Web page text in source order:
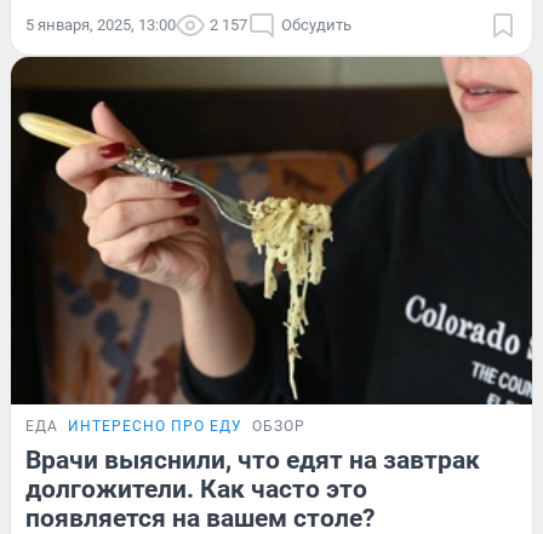
5 января, 2025, 13:00 2 157 Обсудить
ЕДА ИНТЕРЕСНО ПРО ЕДУ ОБЗОР
Врачи выяснили, что едят на завтрак
долгожители. Как часто это
появляется на вашем столе?